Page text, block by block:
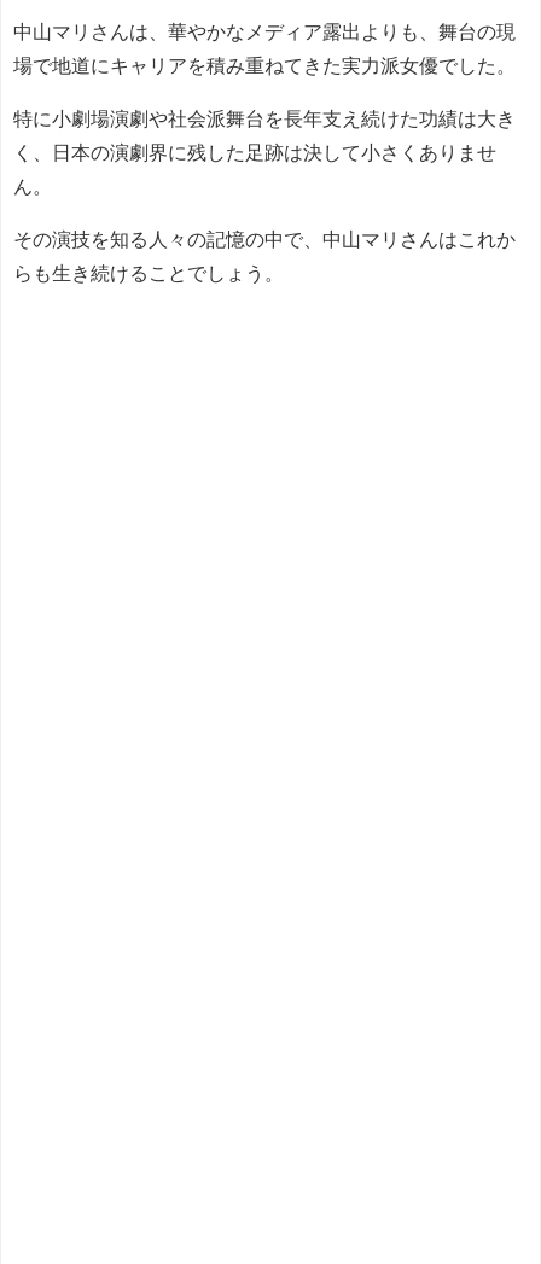
中山マリさんは、華やかなメディア露出よりも、舞台の現
場で地道にキャリアを積み重ねてきた実力派女優でした。
特に小劇場演劇や社会派舞台を長年支え続けた功績は大き
く、日本の演劇界に残した足跡は決して小さくありませ
ん。
その演技を知る人々の記憶の中で、中山マリさんはこれか
らも生き続けることでしょう。